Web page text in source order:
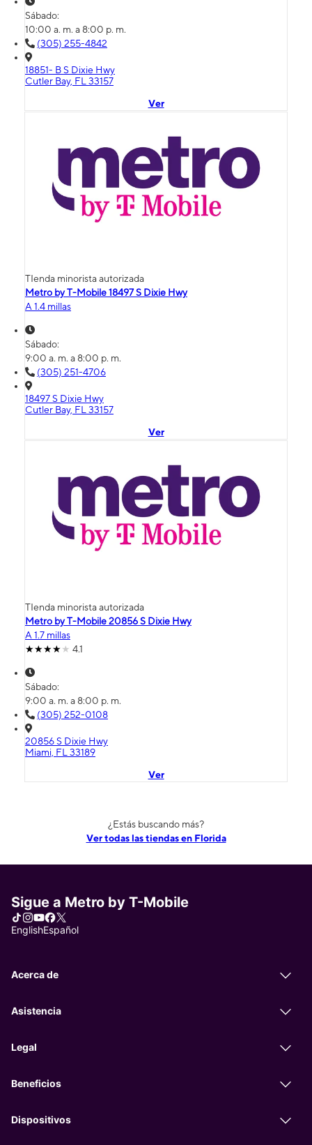
Sábado:
10:00 a. m. a 8:00 p. m.
(305) 255-4842
18851- B S Dixie Hwy
Cutler Bay, FL 33157
Ver
TIenda minorista autorizada
Metro by T-Mobile 18497 S Dixie Hwy
A 1.4 millas
Sábado:
9:00 a. m. a 8:00 p. m.
(305) 251-4706
18497 S Dixie Hwy
Cutler Bay, FL 33157
Ver
TIenda minorista autorizada
Metro by T-Mobile 20856 S Dixie Hwy
A 1.7 millas
4.1
Sábado:
9:00 a. m. a 8:00 p. m.
(305) 252-0108
20856 S Dixie Hwy
Miami, FL 33189
Ver
¿Estás buscando más?
Ver todas las tiendas en Florida